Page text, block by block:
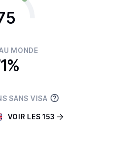
MONDE
SANS VISA
VOIR LES 153